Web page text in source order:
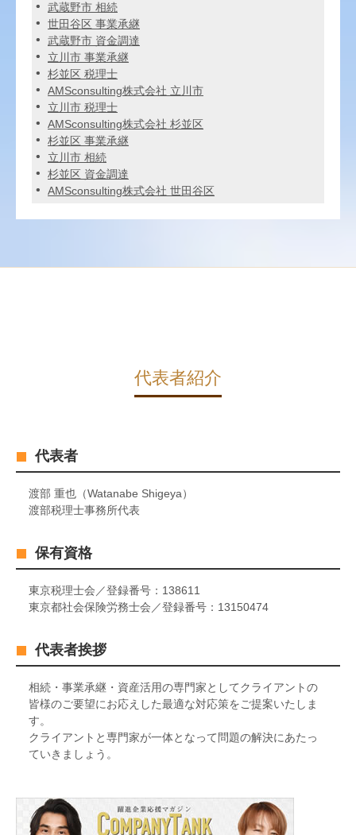
武蔵野市 相続
世田谷区 事業承継
武蔵野市 資金調達
立川市 事業承継
杉並区 税理士
AMSconsulting株式会社 立川市
立川市 税理士
AMSconsulting株式会社 杉並区
杉並区 事業承継
立川市 相続
杉並区 資金調達
AMSconsulting株式会社 世田谷区
代表者紹介
代表者
渡部 重也（Watanabe Shigeya）
渡部税理士事務所代表
保有資格
東京税理士会／登録番号：138611
東京都社会保険労務士会／登録番号：13150474
代表者挨拶
相続・事業承継・資産活用の専門家としてクライアントの
皆様のご要望にお応えした最適な対応策をご提案いたしま
す。
クライアントと専門家が一体となって問題の解決にあたっ
ていきましょう。